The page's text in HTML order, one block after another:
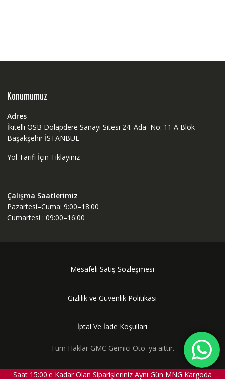
Konumumuz
Adres
İkitelli OSB Dolapdere Sanayi Sitesi 24. Ada No: 11 A Blok
Başakşehir İSTANBUL
Yol Tarifi İçin Tıklayınız
Çalışma Saatlerimiz
Pazartesi–Cuma: 9:00–18:00
Cumartesi : 09:00–16:00
Mesafeli Satış Sözleşmesi
Gizlilik ve Güvenlik Politikası
İptal Ve İade Koşulları
Tüm Haklar GMC Gemici Oto' ya aittir.
Saat 15:00'e Kadar Olan Siparişleriniz Aynı Gün MNG Kargoda